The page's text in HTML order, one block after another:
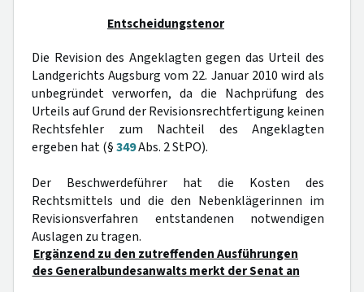
Entscheidungstenor
Die Revision des Angeklagten gegen das Urteil des
Landgerichts Augsburg vom 22. Januar 2010 wird als
unbegründet verworfen, da die Nachprüfung des
Urteils auf Grund der Revisionsrechtfertigung keinen
Rechtsfehler zum Nachteil des Angeklagten
ergeben hat (§349Abs. 2 StPO).
Der Beschwerdeführer hat die Kosten des
Rechtsmittels und die den Nebenklägerinnen im
Revisionsverfahren entstandenen notwendigen
Auslagen zu tragen.
Ergänzend zu den zutreffenden Ausführungen
des Generalbundesanwalts merkt der Senat an